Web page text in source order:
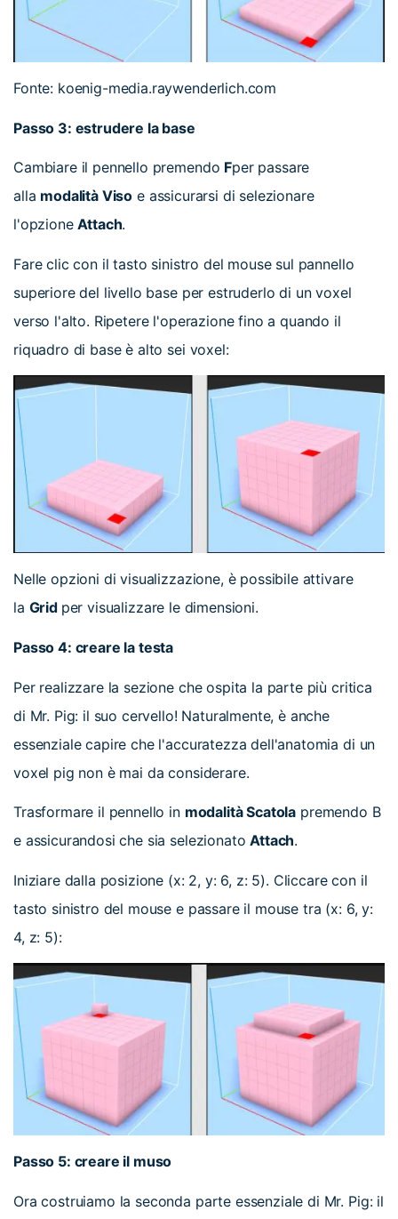
Fonte: koenig-media.raywenderlich.com
Passo 3: estrudere la base
Cambiare il pennello premendo Fper passare
alla modalità Viso e assicurarsi di selezionare
l'opzione Attach.
Fare clic con il tasto sinistro del mouse sul pannello
superiore del livello base per estruderlo di un voxel
verso l'alto. Ripetere l'operazione fino a quando il
riquadro di base è alto sei voxel:
Nelle opzioni di visualizzazione, è possibile attivare
la Grid per visualizzare le dimensioni.
Passo 4: creare la testa
Per realizzare la sezione che ospita la parte più critica
di Mr. Pig: il suo cervello! Naturalmente, è anche
essenziale capire che l'accuratezza dell'anatomia di un
voxel pig non è mai da considerare.
Trasformare il pennello in modalità Scatola premendo B
e assicurandosi che sia selezionato Attach.
Iniziare dalla posizione (x: 2, y: 6, z: 5). Cliccare con il
tasto sinistro del mouse e passare il mouse tra (x: 6, y:
4, z: 5):
Passo 5: creare il muso
Ora costruiamo la seconda parte essenziale di Mr. Pig: il